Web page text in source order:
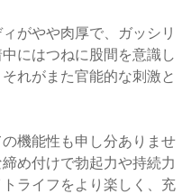
がやや肉厚で、ガッシリ
にはつねに股間を意識し
れがまた官能的な刺激と
機能性も申し分ありませ
め付けで勃起力や持続力
ライフをより楽しく、充